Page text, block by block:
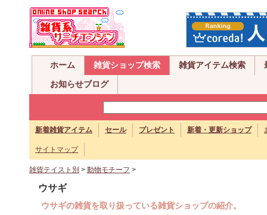
ホーム 雑貨ショップ検索 雑貨アイテム検索
お知らせブログ
新着雑貨アイテム セール プレゼント 新着・更新ショップ
サイトマップ
雑貨テイスト別 > 動物モチーフ >
ウサギ
ウサギの雑貨を取り扱っている雑貨ショップの紹介。